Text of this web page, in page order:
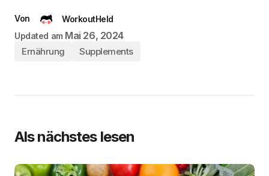
Von
WorkoutHeld
Updated am Mai 26, 2024
Ernährung Supplements
Als nächstes lesen